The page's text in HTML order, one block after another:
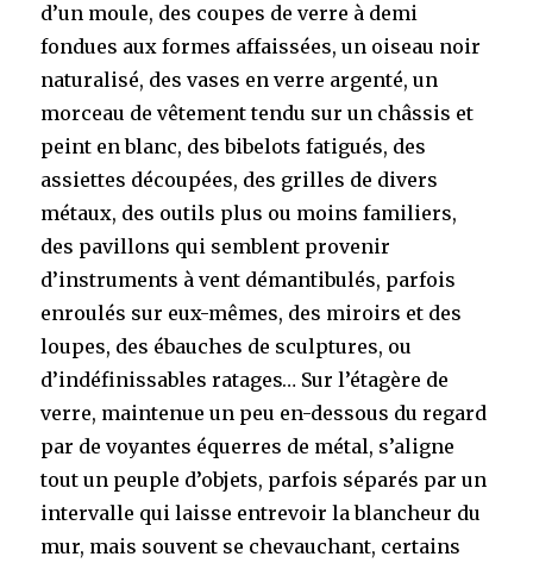
d’un moule, des coupes de verre à demi
fondues aux formes affaissées, un oiseau noir
naturalisé, des vases en verre argenté, un
morceau de vêtement tendu sur un châssis et
peint en blanc, des bibelots fatigués, des
assiettes découpées, des grilles de divers
métaux, des outils plus ou moins familiers,
des pavillons qui semblent provenir
d’instruments à vent démantibulés, parfois
enroulés sur eux-mêmes, des miroirs et des
loupes, des ébauches de sculptures, ou
d’indéfinissables ratages… Sur l’étagère de
verre, maintenue un peu en-dessous du regard
par de voyantes équerres de métal, s’aligne
tout un peuple d’objets, parfois séparés par un
intervalle qui laisse entrevoir la blancheur du
mur, mais souvent se chevauchant, certains